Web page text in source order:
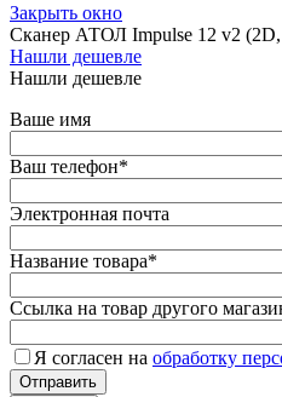
Закрыть окно
Сканер АТОЛ Impulse 12 v2
Нашли дешевле
Нашли дешевле
Ваше имя
Ваш телефон*
Электронная почта
Название товара*
Ссылка на товар другого
Я согласен на обработку